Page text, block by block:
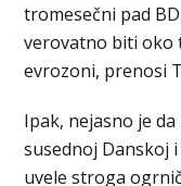
tromesečni pad
verovatno biti oko
evrozoni, prenosi
Ipak, nejasno je
susednoj Danskoj
uvele stroga